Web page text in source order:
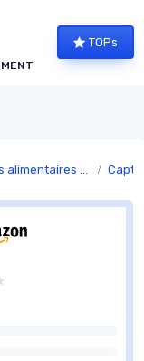
TOPs
minceur